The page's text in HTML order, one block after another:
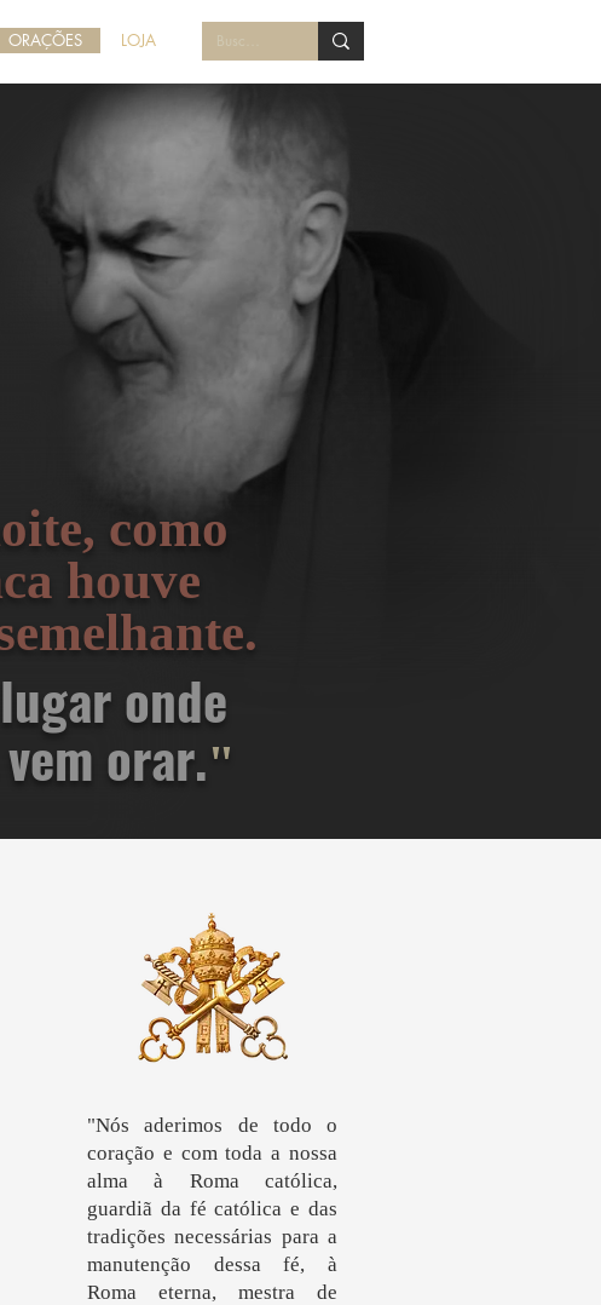
ORAÇÕES LOJA
como
houve
onde
orar."
"Nós aderimos de todo o
coração e com toda a nossa
alma à Roma católica,
guardiã da fé católica e das
tradições necessárias para a
manutenção dessa fé, à
Roma eterna, mestra de